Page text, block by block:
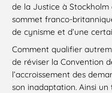
de la Justice à Stockholm
sommet franco-
de cynisme et d’une
Comment qualifier
de réviser la Convention
l’accroissement des
son inadaptation. Ainsi un